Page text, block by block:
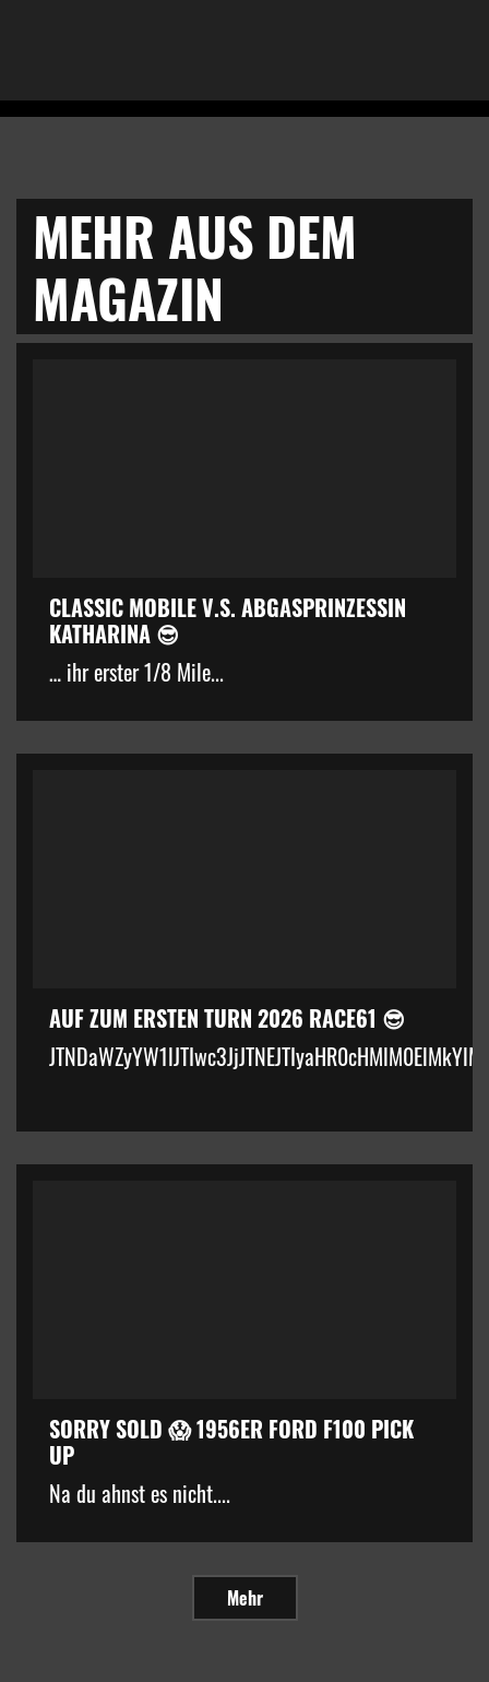
MEHR AUS DEM
MAGAZIN
CLASSIC MOBILE V.S. ABGASPRINZESSIN
KATHARINA 😎
… ihr erster 1/8 Mile...
AUF ZUM ERSTEN TURN 2026 RACE61 😎
SORRY SOLD 😱 1956ER FORD F100 PICK
UP
Na du ahnst es nicht....
Mehr